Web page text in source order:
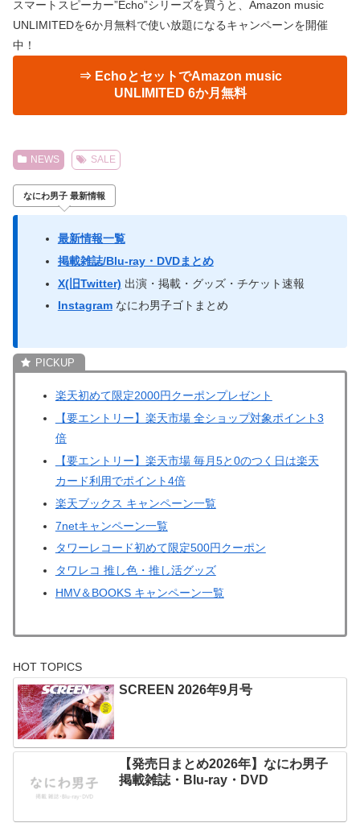
スマートスピーカー”Echo”シリーズを買うと、Amazon music
UNLIMITEDを6か月無料で使い放題になるキャンペーンを開催
中！
⇒ EchoとセットでAmazon music
UNLIMITED 6か月無料
NEWS SALE
なにわ男子 最新情報
最新情報一覧
掲載雑誌/Blu-ray・DVDまとめ
X(旧Twitter) 出演・掲載・グッズ・チケット速報
Instagramなにわ男子ゴトまとめ
楽天初めて限定2000円クーポンプレゼント
【要エントリー】楽天市場 全ショップ対象ポイント3
倍
【要エントリー】楽天市場 毎月5と0のつく日は楽天
カード利用でポイント4倍
楽天ブックス キャンペーン一覧
7netキャンペーン一覧
タワーレコード初めて限定500円クーポン
タワレコ 推し色・推し活グッズ
HMV＆BOOKS キャンペーン一覧
HOT TOPICS
SCREEN 2026年9月号
【発売日まとめ2026年】なにわ男子
掲載雑誌・Blu-ray・DVD